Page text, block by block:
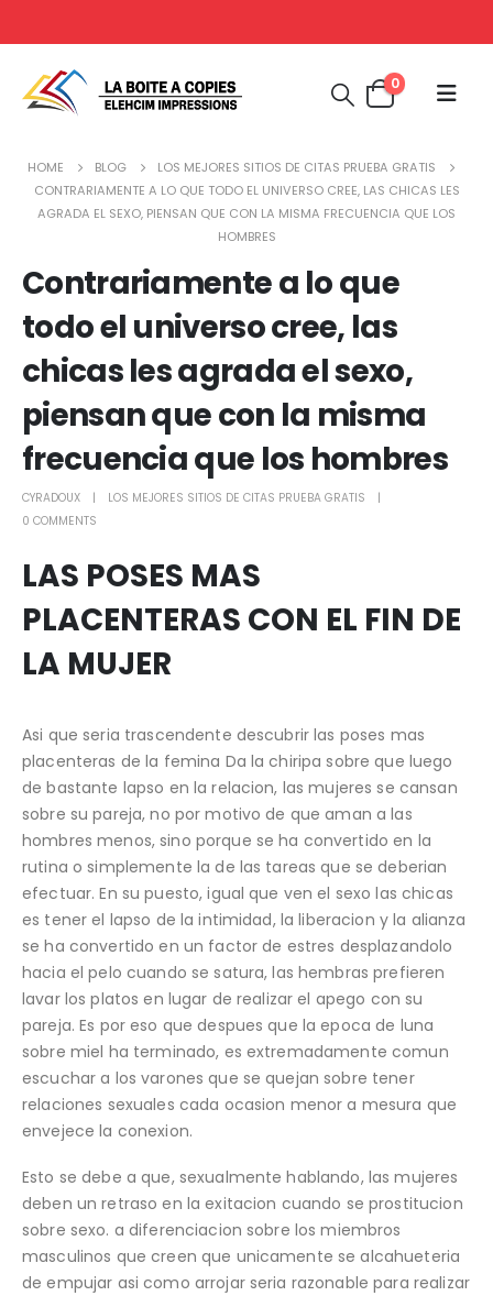
0
HOME BLOG
LOS MEJORES SITIOS DE CITAS PRUEBA GRATIS
CONTRARIAMENTE A LO QUE TODO EL UNIVERSO CREE, LAS CHICAS LES
AGRADA EL SEXO, PIENSAN QUE CON LA MISMA FRECUENCIA QUE LOS
HOMBRES
Contrariamente a lo que
todo el universo cree, las
chicas les agrada el sexo,
piensan que con la misma
frecuencia que los hombres
CYRADOUX
LOS MEJORES SITIOS DE CITAS PRUEBA GRATIS
0 COMMENTS
LAS POSES MAS
PLACENTERAS CON EL FIN DE
LA MUJER
Asi que seri­a trascendente descubrir las poses mas
placenteras de la femina Da la chiripa sobre que luego
de bastante lapso en la relacion, las mujeres se cansan
sobre su pareja, no por motivo de que aman a las
hombres menos, sino porque se ha convertido en la
rutina o simplemente la de las tareas que se deberi­an
efectuar. En su puesto, igual que ven el sexo las chicas
es tener el lapso de la intimidad, la liberacion y la alianza
se ha convertido en un factor de estres desplazandolo
hacia el pelo cuando se satura, las hembras prefieren
lavar los platos en lugar de realizar el apego con su
pareja. Es por eso que despues que la epoca de luna
sobre miel ha terminado, es extremadamente comun
escuchar a los varones que se quejan sobre tener
relaciones sexuales cada ocasion menor a mesura que
envejece la conexion.
Esto se debe a que, sexualmente hablando, las mujeres
deben un retraso en la exitacion cuando se prostitucion
sobre sexo. a diferenciacion sobre los miembros
masculinos que creen que unicamente se alcahueteria
de empujar asi­ como arrojar seri­a razonable para realizar